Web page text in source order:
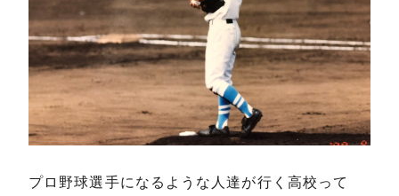
プロ野球選手になるような人達が行く高校って